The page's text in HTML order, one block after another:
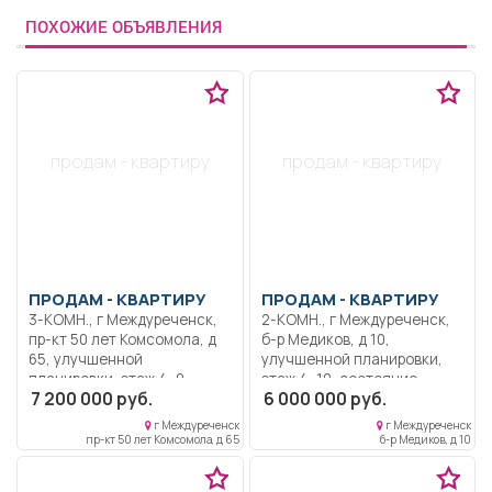
ПОХОЖИЕ ОБЪЯВЛЕНИЯ
продам - квартиру
ПРОДАМ - КВАРТИРУ
3-КОМН., г Междуреченск,
пр-кт 50 лет Комсомола, д
65, улучшенной
планировки, этаж 4, 9,
состояние отличное, 66,6
кв.м, пластиковые окна,
застекленный балкон, не
угловая, без посредников,
7 200 000 руб.
г Междуреченск
пр-кт 50 лет Комсомола, д 65
продам - квартиру
ПРОДАМ - КВАРТИРУ
2-КОМН., г Междуреченск,
б-р Медиков, д 10,
улучшенной планировки,
этаж 4, 10, состояние
хорошее, 56,7 кв.м, 34,7
кв.м, пластиковые окна,
застекленный балкон, торг,
двое собственников, без
6 000 000 руб.
г Междуреченск
б-р Медиков, д 10